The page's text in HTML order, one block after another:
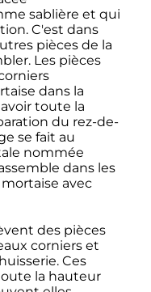
sablière et qui
C'est dans
pièces de la
Les pièces
dans la
toute la
du rez-de-
se fait au
nommée
dans les
avec
des pièces
corniers et
Ces
la hauteur